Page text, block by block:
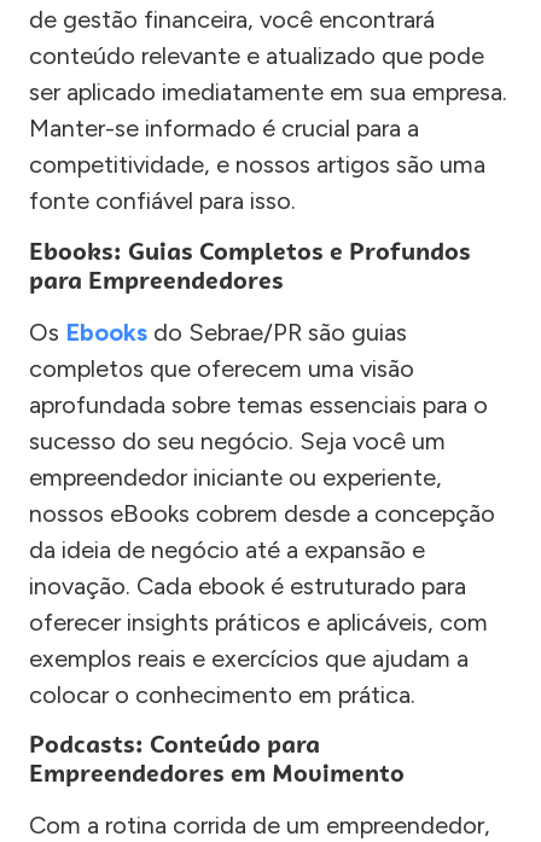
de gestão financeira, você encontrará
conteúdo relevante e atualizado que pode
ser aplicado imediatamente em sua empresa.
Manter-se informado é crucial para a
competitividade, e nossos artigos são uma
fonte confiável para isso.
Ebooks: Guias Completos e Profundos
para Empreendedores
Os Ebooks do Sebrae/PR são guias
completos que oferecem uma visão
aprofundada sobre temas essenciais para o
sucesso do seu negócio. Seja você um
empreendedor iniciante ou experiente,
nossos eBooks cobrem desde a concepção
da ideia de negócio até a expansão e
inovação. Cada ebook é estruturado para
oferecer insights práticos e aplicáveis, com
exemplos reais e exercícios que ajudam a
colocar o conhecimento em prática.
Podcasts: Conteúdo para
Empreendedores em Movimento
Com a rotina corrida de um empreendedor,